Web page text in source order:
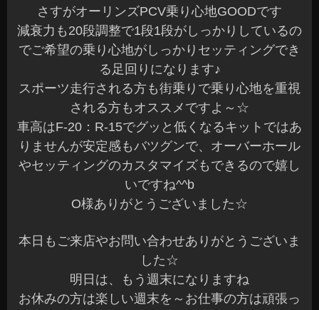
さすがオーリンズPCV乗り心地GOODです
減衰力も20段調整で1段1段がしっかりしているの
でご希望の乗り心地がしっかりセッティングでき
る足回りになります♪
スポーツ走行される方も街乗りで乗り心地を重視
される方もオススメですよ～☆
車高はF-20：R-15でグッと低くなるキットではあ
りませんが安定感もバツグンで、オーバーホール
やセッティングのカスタマイズもできるので嬉し
いですね^^b
O様ありがとうございました☆
本日もご来店やお問い合わせありがとうございま
した☆
明日は、もう週末になりますね
お休みの方は楽しい週末を～お仕事の方は頑張っ